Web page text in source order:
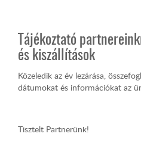
Tájékoztató
és kiszállítások
Közeledik az év lezárása,
dátumokat és információkat az
Tisztelt Partnerünk!